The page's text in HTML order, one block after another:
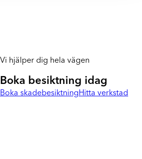
Vi hjälper dig hela vägen
Boka besiktning idag
Boka skadebesiktningHitta verkstad